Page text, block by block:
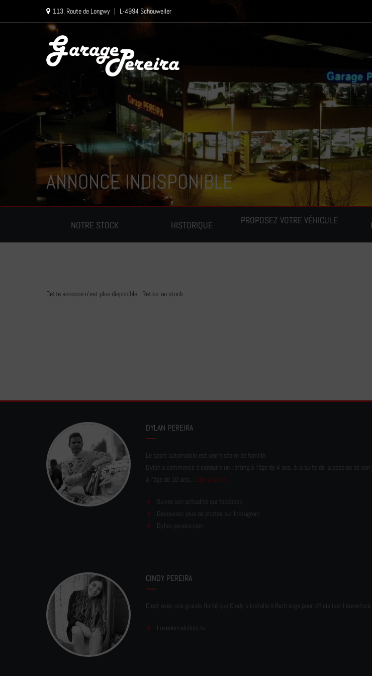
113, Route de Longwy | L-4994 Schouweiler
NOTRE STOCK HISTORIQUE PROPOSEZ VOTRE VÉHICULE
ANNONCE INDISPONIBLE
Cette annonce n'est plus disponible - Retour au stock
DYLAN PEREIRA
Le sport automobile est une histoire de famille.
Dylan a commencé à conduire un karting à l’âge de 4 ans, à la suite de la passion de
à l'âge de 10 ans... Lire la suite
Suivre son actualité sur facebook
Découvrez plus de photos sur Instagram
Dylan-pereira.com
CINDY PEREIRA
C'est avec une grande fierté que Cindy s'installe à Bertrange pour officialiser
Luxedentalclinic.lu